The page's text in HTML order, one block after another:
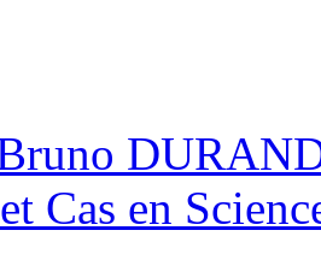
Cas en